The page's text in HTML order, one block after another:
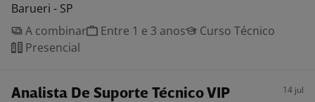
Barueri - SP
A combinar
Entre 1 e 3 anos
Curso Técnico
Presencial
Analista De Suporte Técnico VIP 14 jul